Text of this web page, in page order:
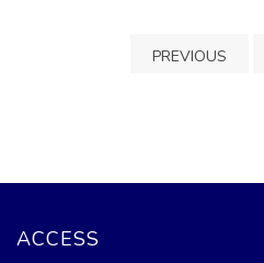
PREVIOUS
ACCESS